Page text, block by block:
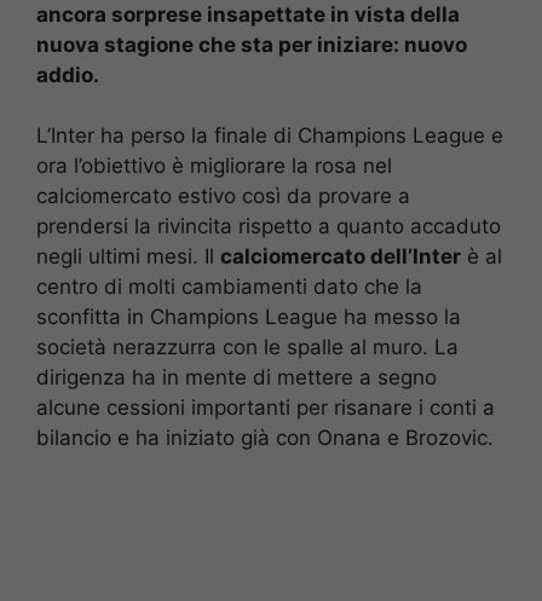
ancora sorprese insapettate in vista della
nuova stagione che sta per iniziare: nuovo
addio.
L’Inter ha perso la finale di Champions League e
ora l’obiettivo è migliorare la rosa nel
calciomercato estivo così da provare a
prendersi la rivincita rispetto a quanto accaduto
negli ultimi mesi. Il calciomercato dell’Inter è al
centro di molti cambiamenti dato che la
sconfitta in Champions League ha messo la
società nerazzurra con le spalle al muro. La
dirigenza ha in mente di mettere a segno
alcune cessioni importanti per risanare i conti a
bilancio e ha iniziato già con Onana e Brozovic.